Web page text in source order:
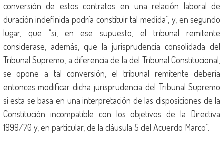
conversión de estos contratos en una relación laboral de
duración indefinida podría constituir tal medida”, y, en segundo
lugar, que “si, en ese supuesto, el tribunal remitente
considerase, además, que la jurisprudencia consolidada del
Tribunal Supremo, a diferencia de la del Tribunal Constitucional,
se opone a tal conversión, el tribunal remitente debería
entonces modificar dicha jurisprudencia del Tribunal Supremo
si esta se basa en una interpretación de las disposiciones de la
Constitución incompatible con los objetivos de la Directiva
1999/70 y, en particular, de la cláusula 5 del Acuerdo Marco”.